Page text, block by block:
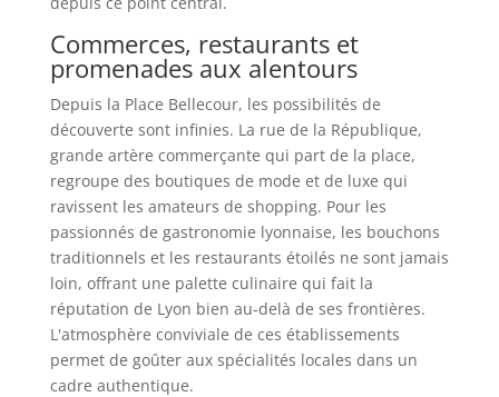
Commerces, restaurants et
promenades aux alentours
Depuis la Place Bellecour, les possibilités de
découverte sont infinies. La rue de la République,
grande artère commerçante qui part de la place,
regroupe des boutiques de mode et de luxe qui
ravissent les amateurs de shopping. Pour les
passionnés de gastronomie lyonnaise, les bouchons
traditionnels et les restaurants étoilés ne sont jamais
loin, offrant une palette culinaire qui fait la
réputation de Lyon bien au-delà de ses frontières.
L'atmosphère conviviale de ces établissements
permet de goûter aux spécialités locales dans un
cadre authentique.